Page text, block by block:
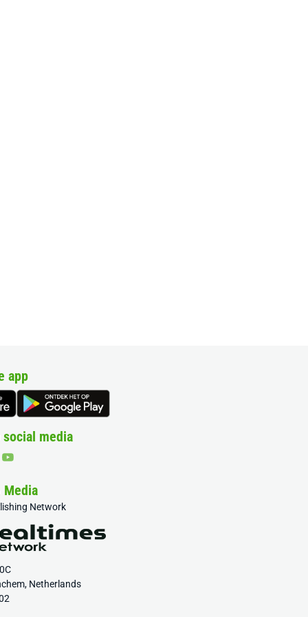
app
media
Media
Network
Netherlands